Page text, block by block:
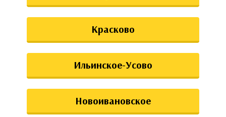
Красково
Ильинское-Усово
Новоивановское